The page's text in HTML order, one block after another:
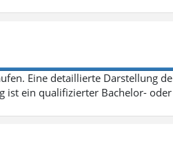
Eine detaillierte Darstellung
ist ein qualifizierter Bachelor-